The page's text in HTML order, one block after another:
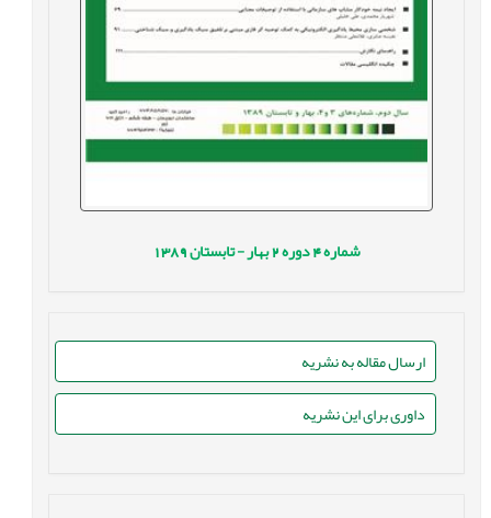
شماره4 دوره2 بهار - تابستان1389
ارسال مقاله به نشریه
داوری برای این نشریه